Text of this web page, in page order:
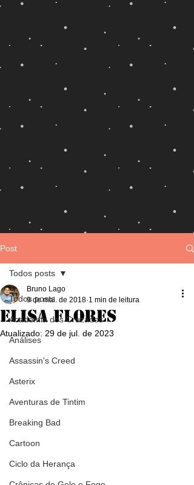
Post
Todos posts
Academia dos Cruzados
Análises
Assassin's Creed
Asterix
Aventuras de Tintim
Breaking Bad
Cartoon
Ciclo da Herança
Todos posts
Elisa Flores
Bruno Lago
9 de mai. de 2018 1 min de leitura
Atualizado: 29 de jul. de 2023